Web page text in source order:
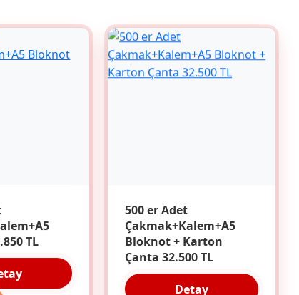
TL
500 er Adet
Çakmak+Kalem+A5
Bloknot + Karton
Çanta 32.500 TL
Detay